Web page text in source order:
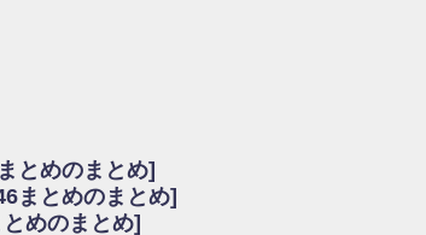
ッハ！』ミーグリ日程がこちら
はマジギレしてる
ト!】
とめのまとめ]
まとめのまとめ]
めのまとめ]